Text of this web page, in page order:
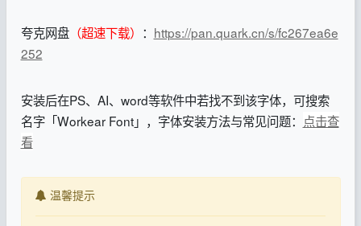
夸克网盘（超速下载） ： https://pan.quark.cn/s/fc267ea6e
252
安装后在PS、AI、word等软件中若找不到该字体，可搜索
名字「Workear Font」，字体安装方法与常见问题： 点击查
看
温馨提示